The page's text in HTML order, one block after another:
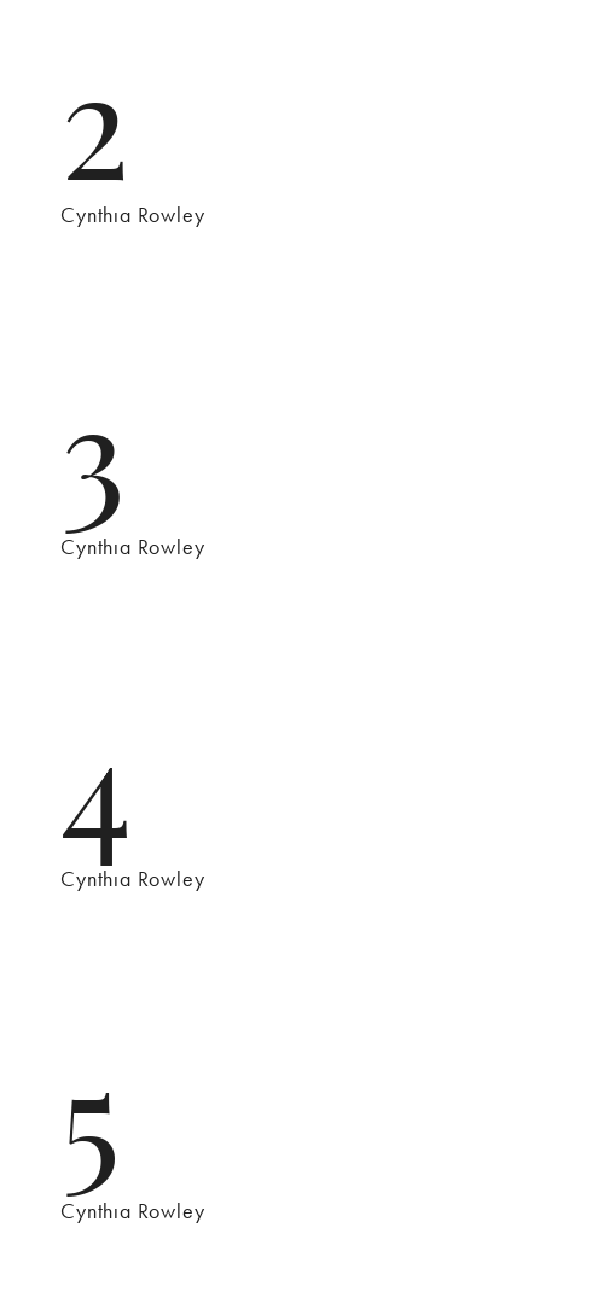
2
Cynthıa Rowley
3
Cynthıa Rowley
4
Cynthıa Rowley
5
Cynthıa Rowley